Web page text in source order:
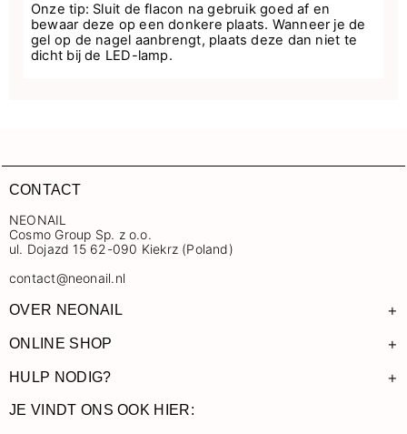
Onze tip: Sluit de flacon na gebruik goed af en
bewaar deze op een donkere plaats. Wanneer je de
gel op de nagel aanbrengt, plaats deze dan niet te
dicht bij de LED-lamp.
CONTACT
NEONAIL
Cosmo Group Sp. z o.o.
ul. Dojazd 15 62-090 Kiekrz (Poland)
contact@neonail.nl
OVER NEONAIL +
ONLINE SHOP +
HULP NODIG? +
JE VINDT ONS OOK HIER: